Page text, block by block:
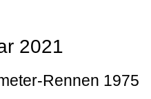
2021
Rennen 1975